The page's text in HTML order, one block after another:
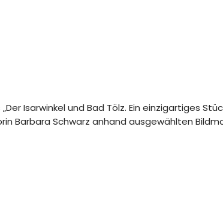
Isarwinkel und Bad Tölz. Ein einzigartiges
Barbara Schwarz anhand ausgewählten